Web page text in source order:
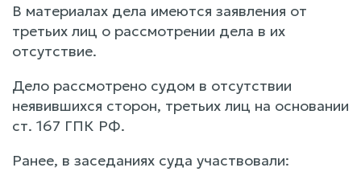
В материалах дела имеются заявления от
третьих лиц о рассмотрении дела в их
отсутствие.
Дело рассмотрено судом в отсутствии
неявившихся сторон, третьих лиц на основании
ст. 167 ГПК РФ.
Ранее, в заседаниях суда участвовали: